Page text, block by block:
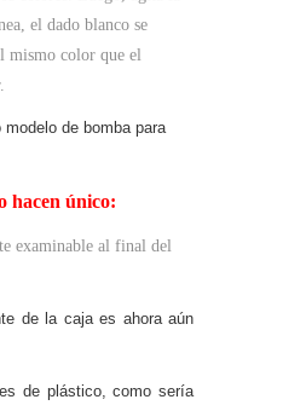
el dado blanco se
mismo color que el
de bomba para
hacen único:
examinable al final del
de la caja es ahora aún
de plástico, como sería